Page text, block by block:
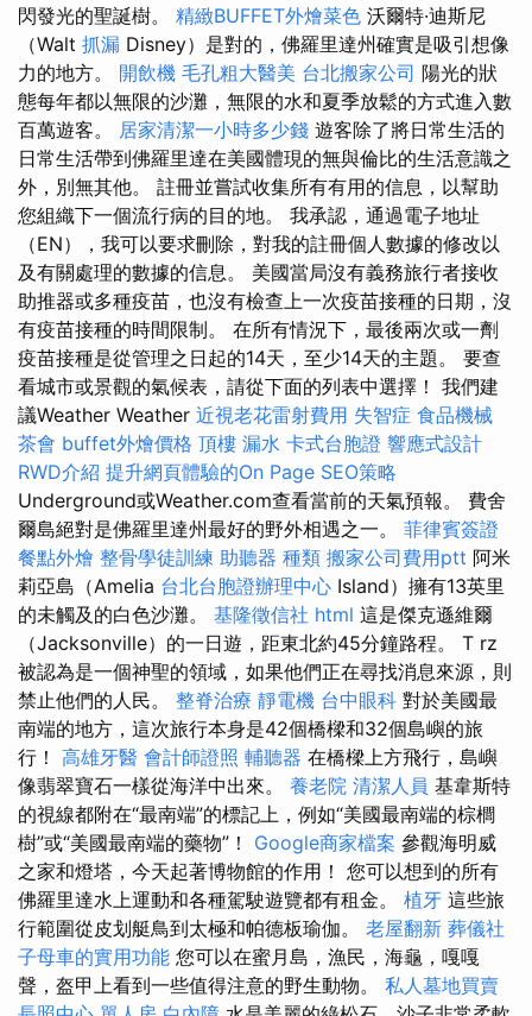
閃發光的聖誕樹。 精緻BUFFET外燴菜色 沃爾特·迪斯尼
（Walt 抓漏 Disney）是對的，佛羅里達州確實是吸引想像
力的地方。 開飲機 毛孔粗大醫美 台北搬家公司 陽光的狀
態每年都以無限的沙灘，無限的水和夏季放鬆的方式進入數
百萬遊客。 居家清潔一小時多少錢 遊客除了將日常生活的
日常生活帶到佛羅里達在美國體現的無與倫比的生活意識之
外，別無其他。 註冊並嘗試收集所有有用的信息，以幫助
您組織下一個流行病的目的地。 我承認，通過電子地址
（EN），我可以要求刪除，對我的註冊個人數據的修改以
及有關處理的數據的信息。 美國當局沒有義務旅行者接收
助推器或多種疫苗，也沒有檢查上一次疫苗接種的日期，沒
有疫苗接種的時間限制。 在所有情況下，最後兩次或一劑
疫苗接種是從管理之日起的14天，至少14天的主題。 要查
看城市或景觀的氣候表，請從下面的列表中選擇！ 我們建
議Weather Weather 近視老花雷射費用 失智症 食品機械
茶會 buffet外燴價格 頂樓 漏水 卡式台胞證 響應式設計
RWD介紹 提升網頁體驗的On Page SEO策略
Underground或Weather.com查看當前的天氣預報。 費舍
爾島絕對是佛羅里達州最好的野外相遇之一。 菲律賓簽證
餐點外燴 整骨學徒訓練 助聽器 種類 搬家公司費用ptt 阿米
莉亞島（Amelia 台北台胞證辦理中心 Island）擁有13英里
的未觸及的白色沙灘。 基隆徵信社 html 這是傑克遜維爾
（Jacksonville）的一日遊，距東北約45分鐘路程。 T rz
被認為是一個神聖的領域，如果他們正在尋找消息來源，則
禁止他們的人民。 整脊治療 靜電機 台中眼科 對於美國最
南端的地方，這次旅行本身是42個橋樑和32個島嶼的旅
行！ 高雄牙醫 會計師證照 輔聽器 在橋樑上方飛行，島嶼
像翡翠寶石一樣從海洋中出來。 養老院 清潔人員 基韋斯特
的視線都附在“最南端”的標記上，例如“美國最南端的棕櫚
樹”或“美國最南端的藥物”！ Google商家檔案 參觀海明威
之家和燈塔，今天起著博物館的作用！ 您可以想到的所有
佛羅里達水上運動和各種駕駛遊覽都有租金。 植牙 這些旅
行範圍從皮划艇鳥到太極和帕德板瑜伽。 老屋翻新 葬儀社
子母車的實用功能 您可以在蜜月島，漁民，海龜，嘎嘎
聲，盔甲上看到一些值得注意的野生動物。 私人墓地買賣